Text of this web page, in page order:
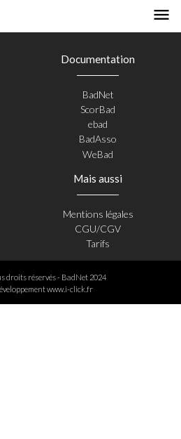
Documentation
BadNet
ScorBad
ebad
BadAsso
WeBad
Mais aussi
Mentions légales
CGU/CGV
Tarifs
droits réservés - BadNet 2024
www.i-click.fr